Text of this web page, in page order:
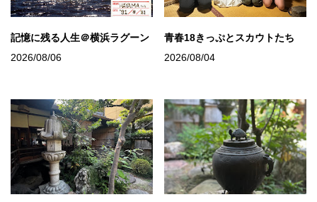
記憶に残る人生＠横浜ラグーン
2026/08/06
青春18きっぷとスカウトたち
2026/08/04